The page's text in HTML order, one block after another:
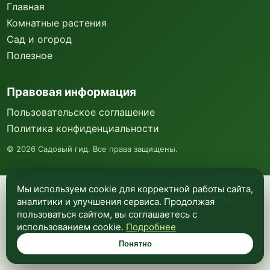
Мы используем куки и Яндекс Метрику для
анализа посещаемости и улучшения работы
сайта. Подробнее —в политике
конфиденциальности.
Понятно
Главная
Комнатные растения
Сад и огород
Полезное
Правовая информация
Пользовательское соглашение
Политика конфиденциальности
© 2026 Садовый гид. Все права защищены.
Мы используем cookie для корректной работы сайта,
аналитики и улучшения сервиса. Продолжая
пользоваться сайтом, вы соглашаетесь с
использованием cookie. Подробнее
Понятно